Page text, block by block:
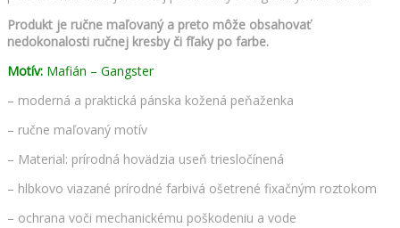
Produkt je ručne maľovaný a preto môže obsahovať
nedokonalosti ručnej kresby či fľaky po farbe.
Motív: Mafián – Gangster
– moderná a praktická pánska kožená peňaženka
– ručne maľovaný motív
– Material: prírodná hovädzia useň triesločínená
– hlbkovo viazané prírodné farbivá ošetrené fixačným roztokom
– ochrana voči mechanickému poškodeniu a vode